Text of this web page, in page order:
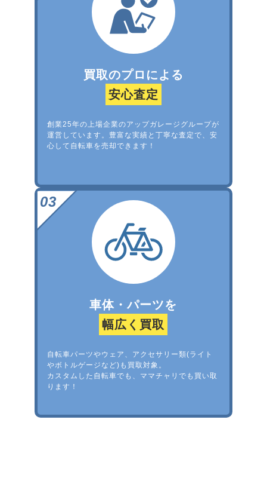
買取のプロによる
安心査定
創業25年の上場企業のアップガレージグループが
運営しています。豊富な実績と丁寧な査定で、安
心して自転車を売却できます！
車体・パーツを
幅広く買取
自転車パーツやウェア、アクセサリー類(ライト
やボトルゲージなど)も買取対象。
カスタムした自転車でも、ママチャリでも買い取
ります！